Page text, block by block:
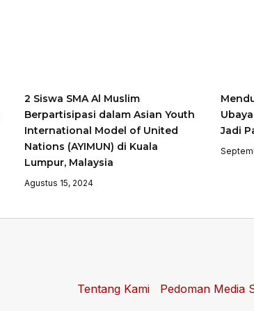
2 Siswa SMA Al Muslim
Berpartisipasi dalam Asian Youth
International Model of United
Nations (AYIMUN) di Kuala
Lumpur, Malaysia
Agustus 15, 2024
Jadi
Tentang Kami Pedoman Media